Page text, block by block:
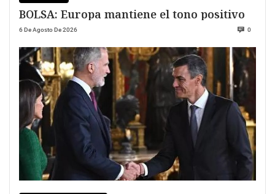
BOLSA: Europa mantiene el tono positivo
6 De Agosto De 2026 0